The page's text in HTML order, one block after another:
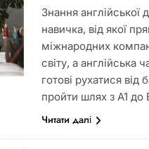
Знання
навичка, від якої
міжнародних
світу, а англійська
готові рухатися
пройти шлях з A1 до
Читати далі